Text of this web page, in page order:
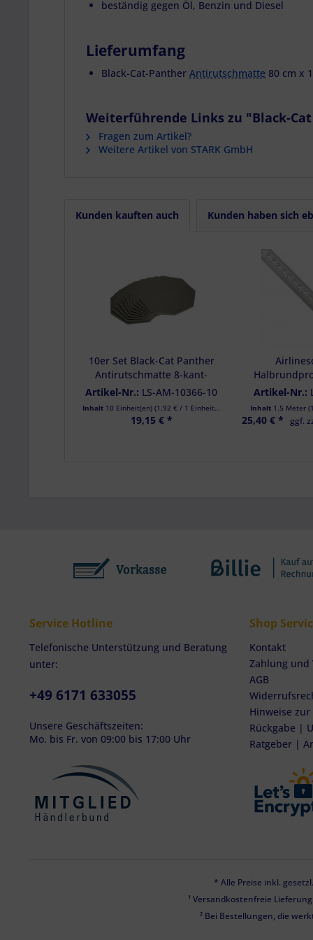
beständig gegen Öl, Benzin und Diesel
Lieferumfang
Black-Cat-Panther Antirutschmatte 80 cm x
Weiterführende Links zu "Black-
Fragen zum Artikel?
Weitere Artikel von STARK GmbH
Kunden kauften auch Kunden haben sich
10er Set Black-Cat Panther
Antirutschmatte 8-kant-
Ladungssicherungs-Pad 15 x
15 cm
Artikel-Nr.: LS-AM-10366-10
Inhalt 10 Einheit(en) (1,92 € / 1 Einheit(en))
19,15 € *
komplett
Artikel-Nr.:
Inhalt 1.5 Meter (
25,40 € * ggf.
Service Hotline
Telefonische Unterstützung und Beratung
unter:
+49 6171 633055
Unsere Geschäftszeiten:
Mo. bis Fr. von 09:00 bis 17:00 Uhr
Shop
Kontakt
Zahlung und
AGB
Hinweise
Rückgabe |
Ratgeber |
* Alle Preise inkl.
¹ Versandkostenfreie
² Bei Bestellungen, die